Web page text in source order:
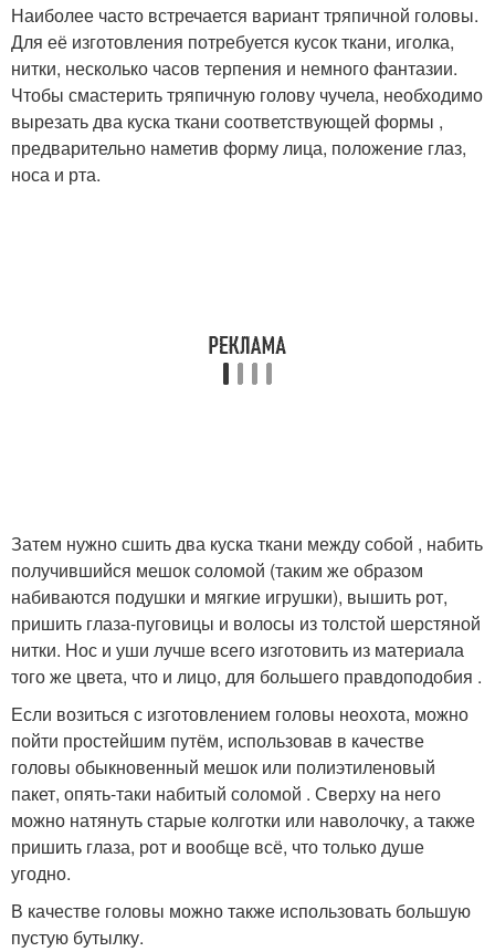
Наиболее часто встречается вариант тряпичной головы.
Для её изготовления потребуется кусок ткани, иголка,
нитки, несколько часов терпения и немного фантазии.
Чтобы смастерить тряпичную голову чучела, необходимо
вырезать два куска ткани соответствующей формы ,
предварительно наметив форму лица, положение глаз,
носа и рта.
Затем нужно сшить два куска ткани между собой , набить
получившийся мешок соломой (таким же образом
набиваются подушки и мягкие игрушки), вышить рот,
пришить глаза-пуговицы и волосы из толстой шерстяной
нитки. Нос и уши лучше всего изготовить из материала
того же цвета, что и лицо, для большего правдоподобия .
Если возиться с изготовлением головы неохота, можно
пойти простейшим путём, использовав в качестве
головы обыкновенный мешок или полиэтиленовый
пакет, опять-таки набитый соломой . Сверху на него
можно натянуть старые колготки или наволочку, а также
пришить глаза, рот и вообще всё, что только душе
угодно.
В качестве головы можно также использовать большую
пустую бутылку.